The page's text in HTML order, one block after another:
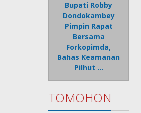
Bupati Robby
Dondokambey
Pimpin Rapat
Bersama
Forkopimda,
Bahas Keamanan
Pilhut …
TOMOHON